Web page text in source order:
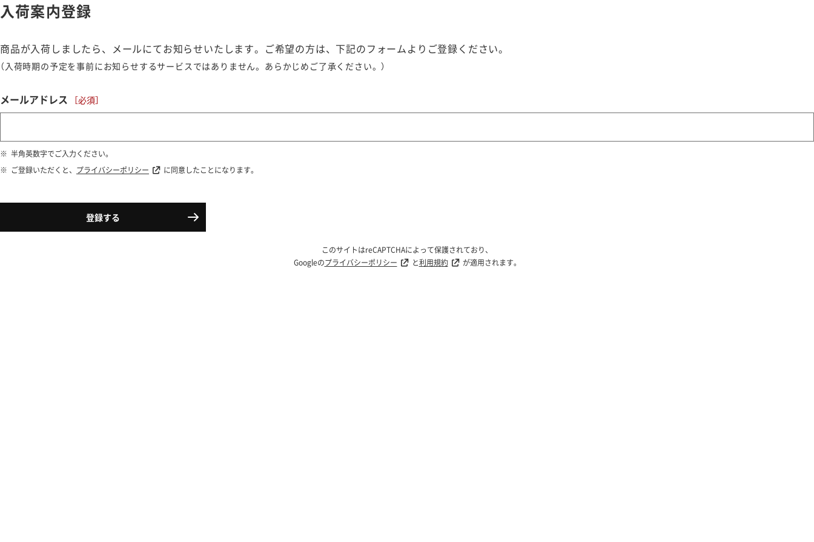
入荷案内登録
商品が入荷しましたら、メールにてお知らせいたします。ご希望の方は、下記のフォームよりご登録ください。
（入荷時期の予定を事前にお知らせするサービスではありません。あらかじめご了承ください。）
メールアドレス
半角英数字でご入力ください。
ご登録いただくと、 プライバシーポリシー に同意したことになります。
登録する
このサイトはreCAPTCHAによって保護されており、
Googleのプライバシーポリシー と利用規約 が適用されます。